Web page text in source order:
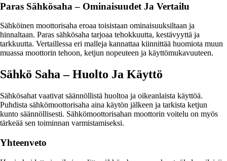
Paras Sähkösaha – Ominaisuudet Ja Vertailu
Sähköinen moottorisaha eroaa toisistaan ominaisuuksiltaan ja
hinnaltaan. Paras sähkösaha tarjoaa tehokkuutta, kestävyyttä ja
tarkkuutta. Vertaillessa eri malleja kannattaa kiinnittää huomiota muun
muassa moottorin tehoon, ketjun nopeuteen ja käyttömukavuuteen.
Sähkö Saha – Huolto Ja Käyttö
Sähkösahat vaativat säännöllistä huoltoa ja oikeanlaista käyttöä.
Puhdista sähkömoottorisaha aina käytön jälkeen ja tarkista ketjun
kunto säännöllisesti. Sähkömoottorisahan moottorin voitelu on myös
tärkeää sen toiminnan varmistamiseksi.
Yhteenveto